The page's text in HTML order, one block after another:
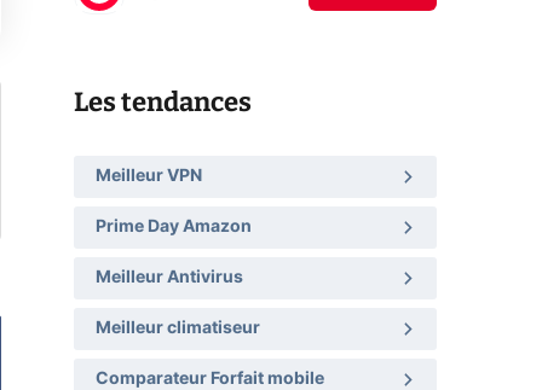
Les tendances
Meilleur VPN
Prime Day Amazon
Meilleur Antivirus
Meilleur climatiseur
Comparateur Forfait mobile